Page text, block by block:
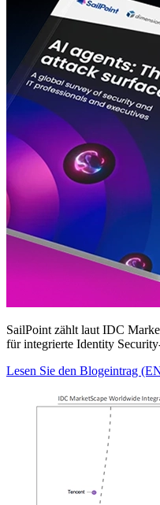
SailPoint zählt laut IDC
für integrierte Identity
Lesen Sie den Blogeintrag